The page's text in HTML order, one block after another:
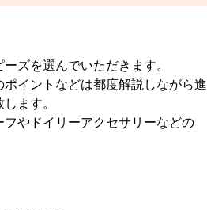
ズを選んでいただきます。
イントなどは都度解説しながら進
ます。
やドイリーアクセサリーなどの